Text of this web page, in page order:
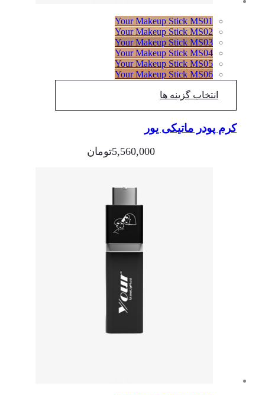
Your Makeup Stick MS01
Your Makeup Stick MS02
Your Makeup Stick MS03
Your Makeup Stick MS04
Your Makeup Stick MS05
Your Makeup Stick MS06
انتخاب گزینه ها
کرم پودر ماتیکی یور
5,560,000تومان